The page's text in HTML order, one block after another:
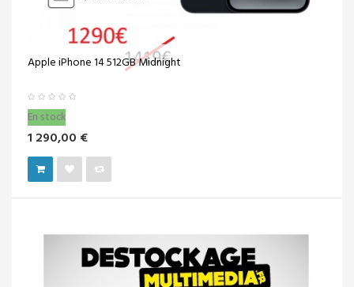
Apple iPhone 14 512GB Midnight
En stock
1 290,00 €